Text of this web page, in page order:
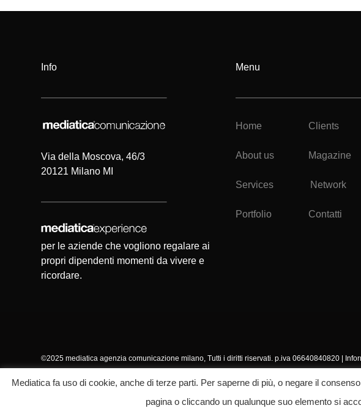
Info
Via della Moscova, 46/3
20121 Milano MI
per le aziende che vogliono regalare ai
propri dipendenti momenti da vivere e
ricordare.
Menu
Home Clients
About us Magazine
Services Network
Portfolio Contatti
©2025 mediatica agenzia comunicazione milano, Tutti i diritti riservati. p.iva 06640840820 |
Mediatica fa uso di cookie, anche di terze parti. Per saperne di più, o negare il
pagina o cliccando un qualunque suo elemento si